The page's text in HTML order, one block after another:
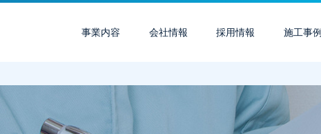
事業内容 会社情報 採用情報 施工事例